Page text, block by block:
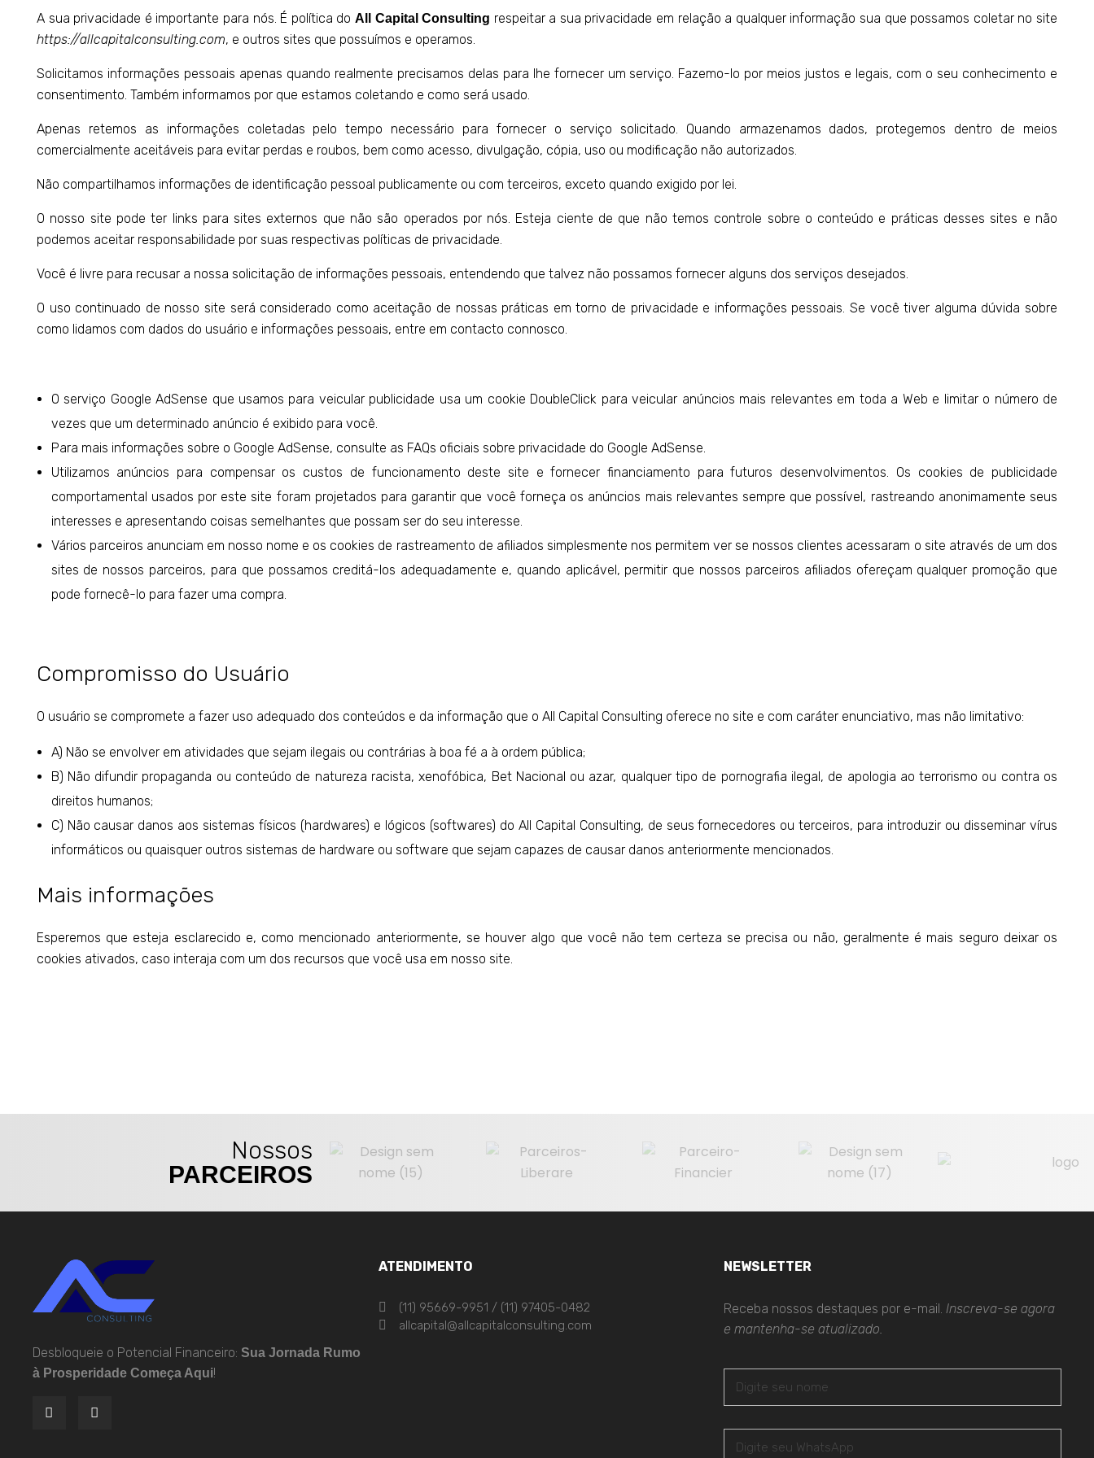
A sua privacidade é importante para nós. É política do All Capital Consulting respeitar a sua privacidade em relação a qualquer informação sua que possamos coletar no site
https://allcapitalconsulting.com, e outros sites que possuímos e operamos.
Solicitamos informações pessoais apenas quando realmente precisamos delas para lhe fornecer um serviço. Fazemo-lo por meios justos e legais, com o seu conhecimento e
consentimento. Também informamos por que estamos coletando e como será usado.
Apenas retemos as informações coletadas pelo tempo necessário para fornecer o serviço solicitado. Quando armazenamos dados, protegemos dentro de meios
comercialmente aceitáveis ​​para evitar perdas e roubos, bem como acesso, divulgação, cópia, uso ou modificação não autorizados.
Não compartilhamos informações de identificação pessoal publicamente ou com terceiros, exceto quando exigido por lei.
O nosso site pode ter links para sites externos que não são operados por nós. Esteja ciente de que não temos controle sobre o conteúdo e práticas desses sites e não
podemos aceitar responsabilidade por suas respectivas políticas de privacidade
Você é livre para recusar a nossa solicitação de informações pessoais, entendendo que talvez não possamos fornecer alguns dos serviços desejados.
O uso continuado de nosso site será considerado como aceitação de nossas práticas em torno de privacidade e informações pessoais. Se você tiver alguma dúvida sobre
como lidamos com dados do usuário e informações pessoais, entre em contacto connosco.
O serviço Google AdSense que usamos para veicular publicidade usa um cookie DoubleClick para veicular anúncios mais relevantes em toda a Web e limitar o número de
vezes que um determinado anúncio é exibido para você.
Para mais informações sobre o Google AdSense, consulte as FAQs oficiais sobre privacidade do Google AdSense.
Utilizamos anúncios para compensar os custos de funcionamento deste site e fornecer financiamento para futuros desenvolvimentos. Os cookies de publicidade
comportamental usados ​​por este site foram projetados para garantir que você forneça os anúncios mais relevantes sempre que possível, rastreando anonimamente seus
interesses e apresentando coisas semelhantes que possam ser do seu interesse.
Vários parceiros anunciam em nosso nome e os cookies de rastreamento de afiliados simplesmente nos permitem ver se nossos clientes acessaram o site através de um dos
sites de nossos parceiros, para que possamos creditá-los adequadamente e, quando aplicável, permitir que nossos parceiros afiliados ofereçam qualquer promoção que
pode fornecê-lo para fazer uma compra.
Compromisso do Usuário
O usuário se compromete a fazer uso adequado dos conteúdos e da informação que o All Capital Consulting oferece no site e com caráter enunciativo, mas não limitativo:
A) Não se envolver em atividades que sejam ilegais ou contrárias à boa fé a à ordem pública;
B) Não difundir propaganda ou conteúdo de natureza racista, xenofóbica, Bet Nacional ou azar, qualquer tipo de pornografia ilegal, de apologia ao terrorismo ou contra os
direitos humanos;
C) Não causar danos aos sistemas físicos (hardwares) e lógicos (softwares) do All Capital Consulting, de seus fornecedores ou terceiros, para introduzir ou disseminar vírus
informáticos ou quaisquer outros sistemas de hardware ou software que sejam capazes de causar danos anteriormente mencionados.
Mais informações
Esperemos que esteja esclarecido e, como mencionado anteriormente, se houver algo que você não tem certeza se precisa ou não, geralmente é mais seguro deixar os
cookies ativados, caso interaja com um dos recursos que você usa em nosso site.
Nossos
PARCEIROS
Desbloqueie o Potencial Financeiro: Sua Jornada Rumo
à Prosperidade Começa Aqui!
ATENDIMENTO
(11) 95669-9951 / (11) 97405-0482
allcapital@allcapitalconsulting.com
NEWSLETTER
Receba nossos destaques por e-mail. Inscreva-se agora
e mantenha-se atualizado.